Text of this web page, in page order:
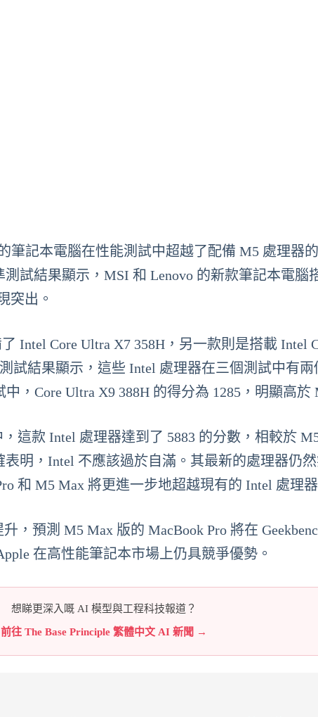
記本電腦在性能測試中超越了配備 M5 處理器的
試結果顯示，MSI 和 Lenovo 的新款筆記本電腦
突出。
Intel Core Ultra X7 358H，另一款則是搭載 Intel
試結果顯示，這些 Intel 處理器在三個測試中有
，Core Ultra X9 388H 的得分為 1285，明顯高於
這款 Intel 處理器達到了 5883 的分數，相較於
明，Intel 不應該過於自滿。其最新的處理器仍
和 M5 Max 將更進一步地超越現有的 Intel 處理器
，預測 M5 Max 版的 MacBook Pro 將在
在高性能筆記本市場上仍具競爭優勢。
想睇更深入嘅 AI 模型與工程科技報道？
前往 The Base Principle 繁體中文 AI 新聞 →